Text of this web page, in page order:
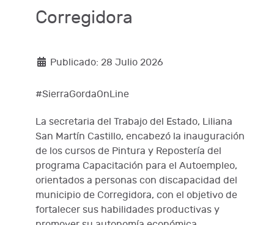
Corregidora
Publicado: 28 Julio 2026
#SierraGordaOnLine
La secretaria del Trabajo del Estado, Liliana
San Martín Castillo, encabezó la inauguración
de los cursos de Pintura y Repostería del
programa Capacitación para el Autoempleo,
orientados a personas con discapacidad del
municipio de Corregidora, con el objetivo de
fortalecer sus habilidades productivas y